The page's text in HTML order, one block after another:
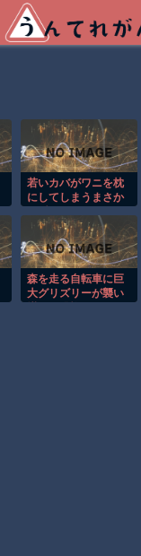
若いカバがワニを枕
にしてしまうまさか
森を走る自転車に巨
大グリズリーが襲い